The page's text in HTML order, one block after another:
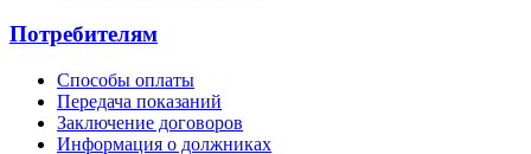
Потребителям
Способы оплаты
Передача показаний
Заключение договоров
Информация о должниках